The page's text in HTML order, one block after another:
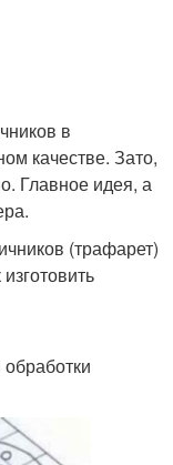
в
качестве. Зато,
Главное идея, а
(трафарет)